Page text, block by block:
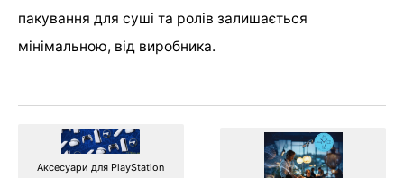
пакування для суші та ролів залишається
мінімальною, від виробника.
Аксесуари для PlayStation